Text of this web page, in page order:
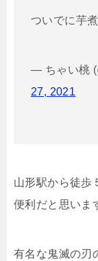
ついでに芋
— ちゃい桃
27, 2021
山形駅から徒歩
便利だと思いま
有名な鬼滅の刃